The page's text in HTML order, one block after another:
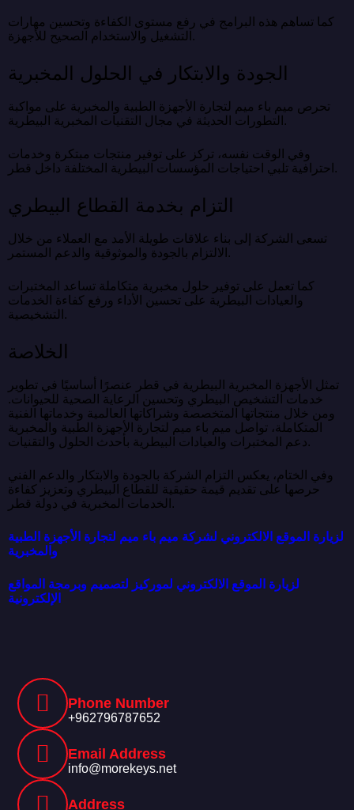
كما تساهم هذه البرامج في رفع مستوى الكفاءة وتحسين مهارات
التشغيل والاستخدام الصحيح للأجهزة.
الجودة والابتكار في الحلول المخبرية
تحرص ميم باء ميم لتجارة الأجهزة الطبية والمخبرية على مواكبة
التطورات الحديثة في مجال التقنيات المخبرية البيطرية.
وفي الوقت نفسه، تركز على توفير منتجات مبتكرة وخدمات
احترافية تلبي احتياجات المؤسسات البيطرية المختلفة داخل قطر.
التزام بخدمة القطاع البيطري
تسعى الشركة إلى بناء علاقات طويلة الأمد مع العملاء من خلال
الالتزام بالجودة والموثوقية والدعم المستمر.
كما تعمل على توفير حلول مخبرية متكاملة تساعد المختبرات
والعيادات البيطرية على تحسين الأداء ورفع كفاءة الخدمات
التشخيصية.
الخلاصة
تمثل الأجهزة المخبرية البيطرية في قطر عنصرًا أساسيًا في تطوير
خدمات التشخيص البيطري وتحسين الرعاية الصحية للحيوانات.
ومن خلال منتجاتها المتخصصة وشراكاتها العالمية وخدماتها الفنية
المتكاملة، تواصل ميم باء ميم لتجارة الأجهزة الطبية والمخبرية
دعم المختبرات والعيادات البيطرية بأحدث الحلول والتقنيات.
وفي الختام، يعكس التزام الشركة بالجودة والابتكار والدعم الفني
حرصها على تقديم قيمة حقيقية للقطاع البيطري وتعزيز كفاءة
الخدمات المخبرية في دولة قطر.
لزيارة الموقع الالكتروني لشركة ميم باء ميم لتجارة الأجهزة الطبية
والمخبرية
لزيارة الموقع الالكتروني لموركيز لتصميم وبرمجة المواقع
الإلكترونية
Phone Number
+962796787652
Email Address
info@morekeys.net
Address